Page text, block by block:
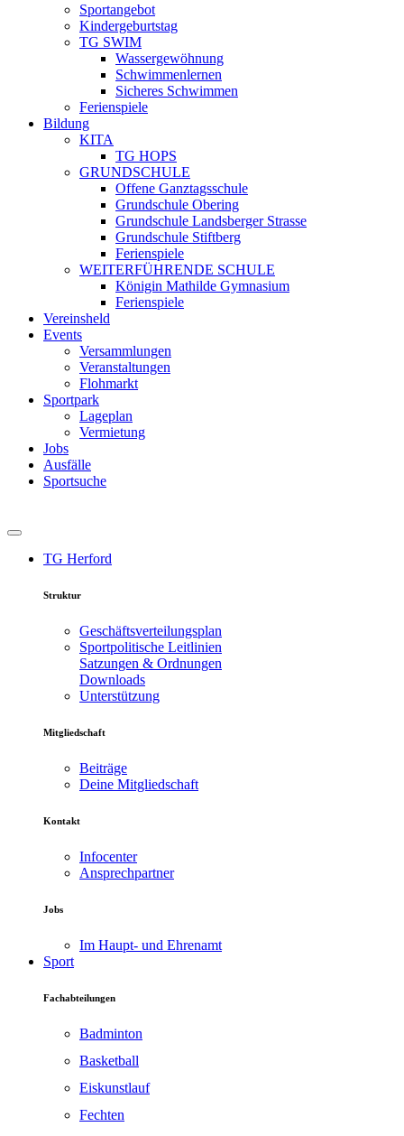
Sportangebot
Kindergeburtstag
TG SWIM
Wassergewöhnung
Schwimmenlernen
Sicheres Schwimmen
Ferienspiele
Bildung
KITA
TG HOPS
GRUNDSCHULE
Offene Ganztagsschule
Grundschule Obering
Grundschule Landsberger Strasse
Grundschule Stiftberg
Ferienspiele
WEITERFÜHRENDE SCHULE
Königin Mathilde Gymnasium
Ferienspiele
Vereinsheld
Events
Versammlungen
Veranstaltungen
Flohmarkt
Sportpark
Lageplan
Vermietung
Jobs
Ausfälle
Sportsuche
TG Herford
Struktur
Geschäftsverteilungsplan
Sportpolitische Leitlinien
Satzungen & Ordnungen
Downloads
Unterstützung
Mitgliedschaft
Beiträge
Deine Mitgliedschaft
Kontakt
Infocenter
Ansprechpartner
Jobs
Im Haupt- und Ehrenamt
Sport
Fachabteilungen
Badminton
Basketball
Eiskunstlauf
Fechten